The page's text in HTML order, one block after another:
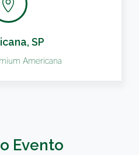
SP
Americana
Evento